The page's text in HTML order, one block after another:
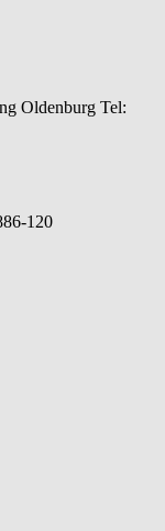
Oldenburg Tel:
120